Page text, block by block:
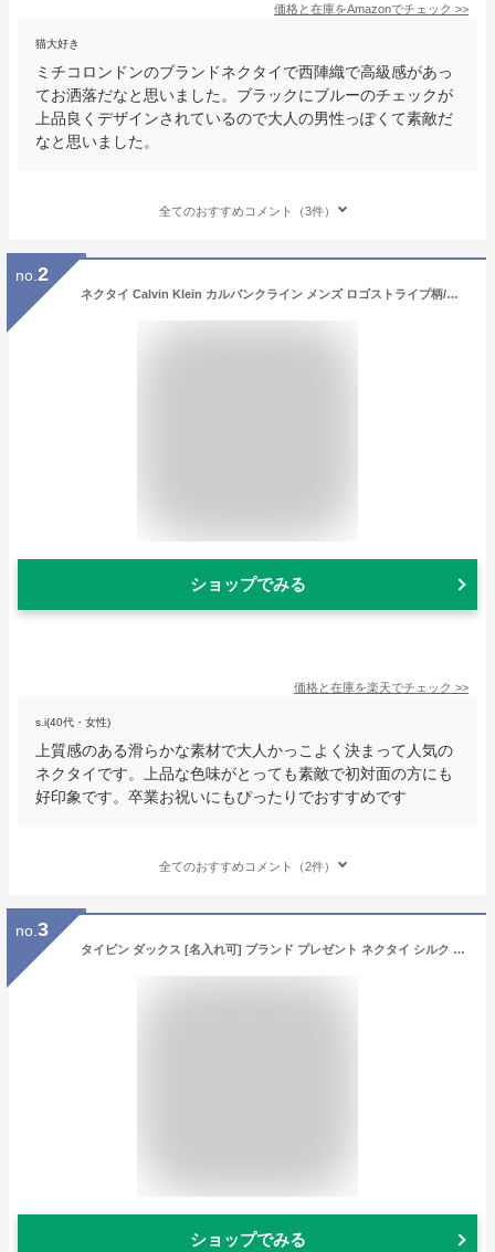
価格と在庫をAmazonでチェック >>
猫大好き
ミチコロンドンのブランドネクタイで西陣織で高級感があっ
てお洒落だなと思いました。ブラックにブルーのチェックが
上品良くデザインされているので大人の男性っぽくて素敵だ
なと思いました。
全てのおすすめコメント（3件）
no. 2
ネクタイ Calvin Klein カルバンクライン メンズ ロゴストライプ柄/ナロータイ サイズ剣幅7cm eck17s002 5261R-2 ブルー
ショップでみる
価格と在庫を楽天でチェック >>
s.i(40代・女性)
上質感のある滑らかな素材で大人かっこよく決まって人気の
ネクタイです。上品な色味がとっても素敵で初対面の方にも
好印象です。卒業お祝いにもぴったりでおすすめです
全てのおすすめコメント（2件）
no. 3
タイピン ダックス [名入れ可] ブランド プレゼント ネクタイ シルク 日本製 ギフト セット 名入れタイピン ネクタイピン タイバー daks 刻印 シルクネクタイ ふじやま織 メンズ 高級 シルバー ゴールド 柄 カッコいい クリスマス 卒業祝い
ショップでみる